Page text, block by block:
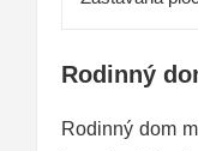
Rodinný
Rodinný dom